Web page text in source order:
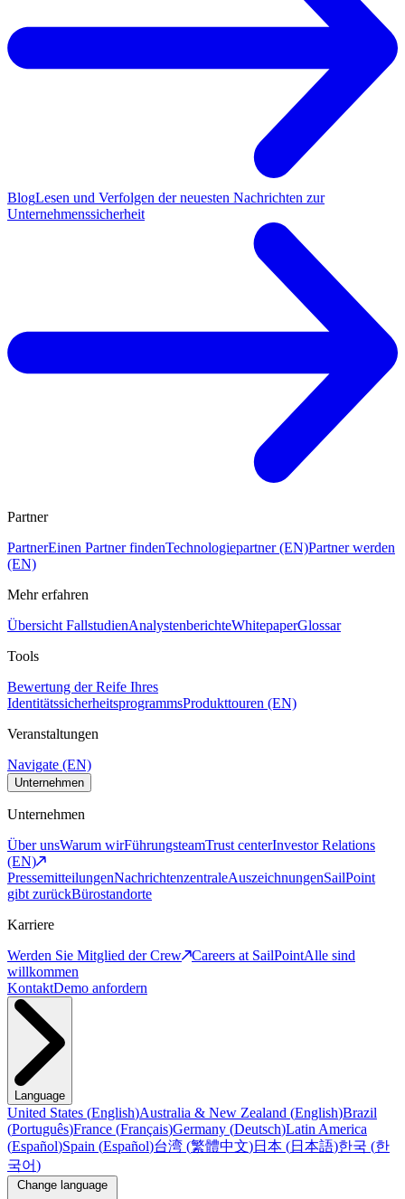
BlogLesen und Verfolgen der neuesten Nachrichten zur
Unternehmenssicherheit
Partner
PartnerEinen Partner findenTechnologiepartner (EN)Partner werden
(EN)
Mehr erfahren
Übersicht FallstudienAnalystenberichteWhitepaperGlossar
Tools
Bewertung der Reife Ihres
IdentitätssicherheitsprogrammsProdukttouren (EN)
Veranstaltungen
Navigate (EN)
Unternehmen
Unternehmen
Über unsWarum wirFührungsteamTrust centerInvestor Relations
(EN)
PressemitteilungenNachrichtenzentraleAuszeichnungenSailPoint
gibt zurückBürostandorte
Karriere
Werden Sie Mitglied der Crew
Careers at SailPointAlle sind
willkommen
KontaktDemo anfordern
Language
United States (English)Australia & New Zealand (English)Brazil
(Português)France (Français)Germany (Deutsch)Latin America
(Español)Spain (Español)台湾 (繁體中文)日本 (日本語)한국 (한
국어)
Change language